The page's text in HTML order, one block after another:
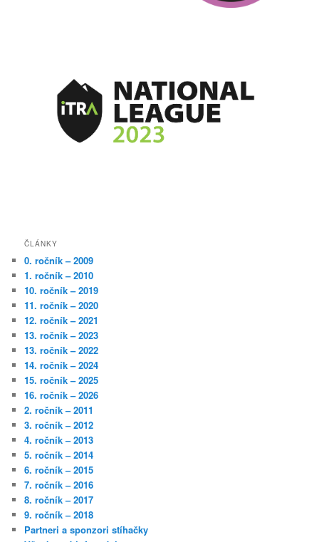
ČLÁNKY
0. ročník – 2009
1. ročník – 2010
10. ročník – 2019
11. ročník – 2020
12. ročník – 2021
13. ročník – 2023
13. ročník – 2022
14. ročník – 2024
15. ročník – 2025
16. ročník – 2026
2. ročník – 2011
3. ročník – 2012
4. ročník – 2013
5. ročník – 2014
6. ročník – 2015
7. ročník – 2016
8. ročník – 2017
9. ročník – 2018
Partneri a sponzori stíhačky